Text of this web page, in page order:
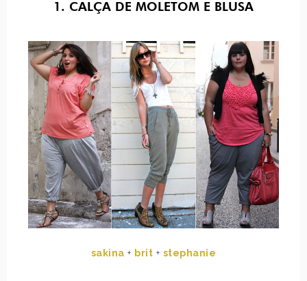
1. CALÇA DE MOLETOM E BLUSA
sakina + brit + stephanie